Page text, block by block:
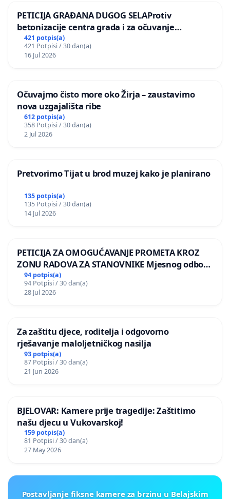
PETICIJA GRAĐANA DUGOG SELAProtiv
betonizacije centra grada i za očuvanje
postojećih zelenih površina i odraslih stabala pri
donošenju izmjena urbanističkog plana
421 potpis(a)
421 Potpisi / 30 dan(a)
16 Jul 2026
Očuvajmo čisto more oko Žirja – zaustavimo
nova uzgajališta ribe
612 potpis(a)
358 Potpisi / 30 dan(a)
2 Jul 2026
Pretvorimo Tijat u brod muzej kako je planirano
135 potpis(a)
135 Potpisi / 30 dan(a)
14 Jul 2026
PETICIJA ZA OMOGUĆAVANJE PROMETA KROZ
ZONU RADOVA ZA STANOVNIKE Mjesnog odbora
Kamensko i Lemić Brdo
94 potpis(a)
94 Potpisi / 30 dan(a)
28 Jul 2026
Za zaštitu djece, roditelja i odgovorno
rješavanje maloljetničkog nasilja
93 potpis(a)
87 Potpisi / 30 dan(a)
21 Jun 2026
BJELOVAR: Kamere prije tragedije: Zaštitimo
našu djecu u Vukovarskoj!
159 potpis(a)
81 Potpisi / 30 dan(a)
27 May 2026
Postavljanje fiksne kamere za brzinu u Belajskim